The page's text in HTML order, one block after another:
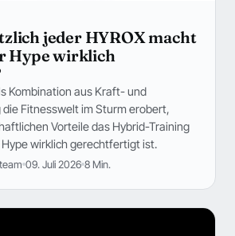
jeder HYROX macht
Hype wirklich
Kombination aus Kraft- und
Fitnesswelt im Sturm erobert,
Vorteile das Hybrid-Training
wirklich gerechtfertigt ist.
09. Juli 2026 8 Min.